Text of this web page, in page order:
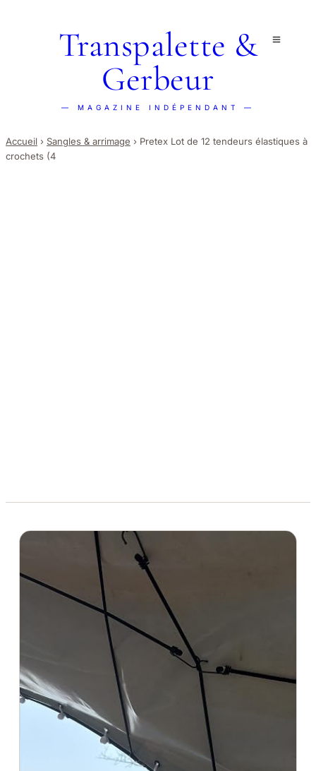
Transpalette &
Gerbeur
— MAGAZINE INDÉPENDANT —
Accueil › Sangles & arrimage › Pretex Lot de 12 tendeurs élastiques à
crochets (4